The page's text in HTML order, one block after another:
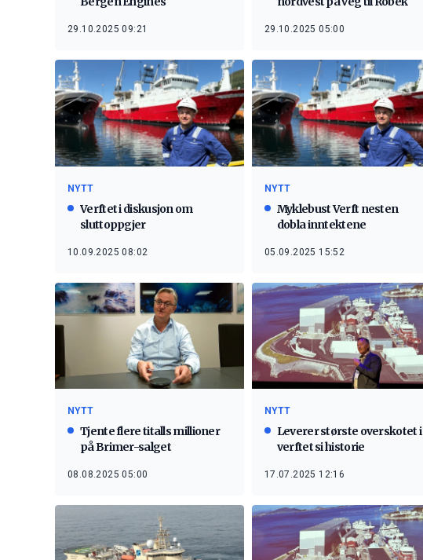
29.10.2025 09:21 29.10.2025 05:00
NYTT
Verftet i diskusjon om
sluttoppgjer
10.09.2025 08:02
NYTT
Myklebust Verft nesten
dobla inntektene
05.09.2025 15:52
NYTT
Tjente flere titalls millioner
på Brimer-salget
08.08.2025 05:00
NYTT
Leverer største overskotet i
verftet si historie
17.07.2025 12:16